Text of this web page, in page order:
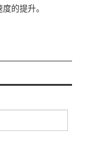
的提升。